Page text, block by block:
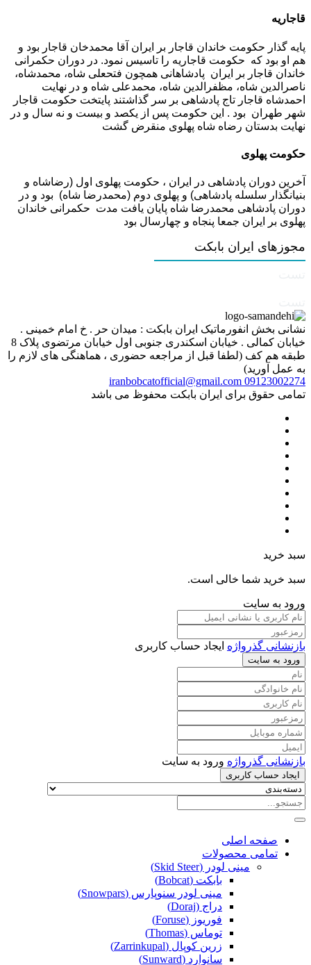
قاجاریه
پایه گذار حکومت خاندان قاجار بر ایران آقا محمدخان قاجار بود و
هم او بود که حکومت قاجاریه را تاسیس نمود. در دوران حکمرانی
خاندان قاجار بر ایران پادشاهانی همچون فتحعلی شاه، محمدشاه،
ناصرالدین شاه، مظفرالدین شاه، محمدعلی شاه و در نهایت
احمدشاه قاجار تاج پادشاهی بر سر گذاشتند پایتخت حکومت قاجار
شهر طهران بود . این حکومت پس از یکصد و بیست و نه سال و در
نهایت بدستان رضاه شاه پهلوی منقرض گشت
حکومت پهلوی
آخرین دوران پادشاهی در ایران ، حکومت پهلوی اول (رضاشاه و
بنیانگذار سلسله پادشاهی) و پهلوی دوم (محمدرضا شاه) بود و در
دوران پادشاهی محمدرضا شاه پایان یافت مدت حکمرانی خاندان
پهلوی بر ایران جمعا پنجاه و چهارسال بود
مجوزهای ایران بابکت
نشانی بخش انفورماتیک ایران بابکت : میدان حر . خ امام خمینی .
خیابان کمالی . خیابان اسکندری جنوبی اول خیابان مرتضوی پلاک 8
طبقه هم کف (لطفا قبل از مراجعه حضوری ، هماهنگی های لازم را
به عمل آورید)
09123002274
iranbobcatofficial@gmail.com
تمامی حقوق برای ایران بابکت محفوظ می باشد
سبد خرید
سبد خرید شما خالی است.
ورود به سایت
بازنشانی گذرواژه ایجاد حساب کاربری
ورود به سایت
بازنشانی گذرواژه ورود به سایت
ایجاد حساب کاربری
صفحه اصلی
تمامی محصولات
مینی لودر (Skid Steer)
بابکت (Bobcat)
مینی لودر سنوپارس (Snowpars)
دراج (Doraj)
فوریوز (Foruse)
توماس (Thomas)
زرین کوپال (Zarrinkupal)
سانوارد (Sunward)